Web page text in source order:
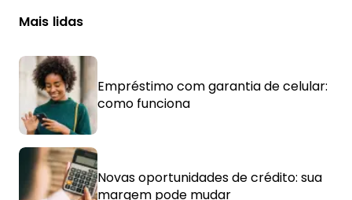
Mais lidas
Empréstimo com garantia de celular:
como funciona
Novas oportunidades de crédito: sua
margem pode mudar